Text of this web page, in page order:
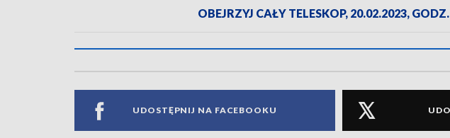
OBEJRZYJ CAŁY TELESKOP, 20.02.2023,
UDOSTĘPNIJ NA FACEBOOKU